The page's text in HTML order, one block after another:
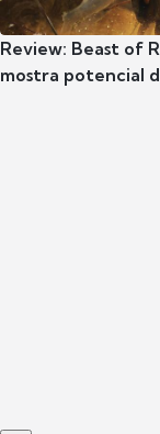
Review: Beast of
mostra potencial